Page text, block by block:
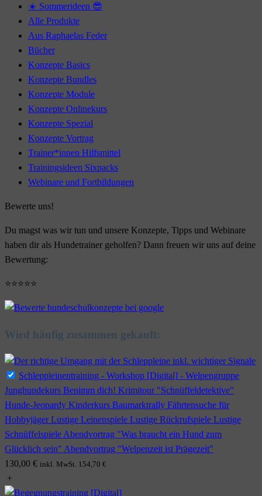
☀️ Sommerideen 😎
Alle Produkte
Aus Raphaelas Feder
Bücher
Konzepte Basics
Konzepte Bundles
Konzepte Module
Konzepte Onlinekurs
Konzepte Spezial
Konzepte Vortrag
Trainer*innen Hilfsmittel
Trainingsideen Sixpacks
Webinare und Fortbildungen
Bewerte uns!
Du magst was wir tun und unsere Konzepte, Tipps und Webinare
haben dir als Hundetrainer geholfen? Dann freuen wir uns auf deine
Bewertung:
⭐⭐⭐⭐⭐
Wird häufig zusammen gekauft:
Schleppleinentraining - Workshop [Digital] - Welpengruppe
Junghundekurs Benimm dich! Krimitour "Schnüffeldetektive"
Hunde-Jeopardy Kinderkurs Baumarktrally Fährtensuche für
Hobbyjäger Lustige Leinenspiele Lustige Rückrufspiele Lustige
Schnüffelspiele Abendvortrag "Was braucht ein Hund zum
Glücklich sein" Abendvortrag "Welpenzeit ist Prägezeit"
130,00 € inkl. MwSt. 154,70 €
+